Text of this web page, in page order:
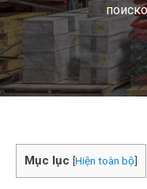
Mục lục [Hiện toàn bộ]